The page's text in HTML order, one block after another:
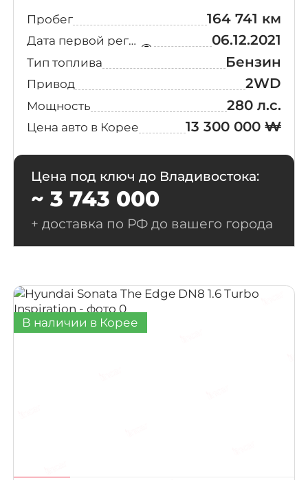
Пробег 164 741 км
Дата первой регистрации 06.12.2021
Тип топлива Бензин
Привод 2WD
Мощность 280 л.с.
Цена авто в Корее 13 300 000 ₩
Цена под ключ до Владивостока:
~ 3 743 000
+ доставка по РФ до вашего города
В наличии в Корее